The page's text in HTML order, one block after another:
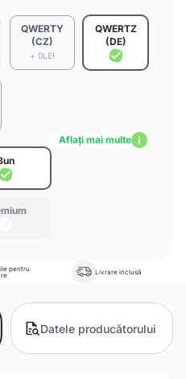
QWERTY
(CZ)
+ 0LEI
QWERTZ
(DE)
Aflați mai multe
pentru
Livrare inclusă
Datele producătorului